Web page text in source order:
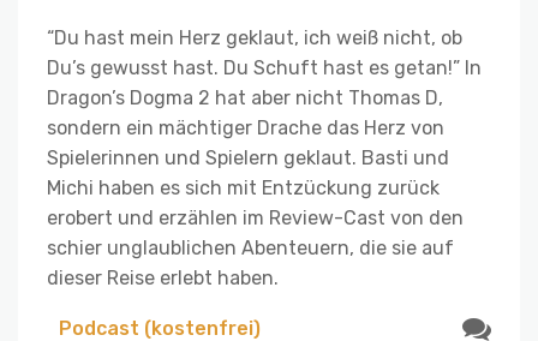
“Du hast mein Herz geklaut, ich weiß nicht, ob
Du’s gewusst hast. Du Schuft hast es getan!” In
Dragon’s Dogma 2 hat aber nicht Thomas D,
sondern ein mächtiger Drache das Herz von
Spielerinnen und Spielern geklaut. Basti und
Michi haben es sich mit Entzückung zurück
erobert und erzählen im Review-Cast von den
schier unglaublichen Abenteuern, die sie auf
dieser Reise erlebt haben.
Podcast (kostenfrei)